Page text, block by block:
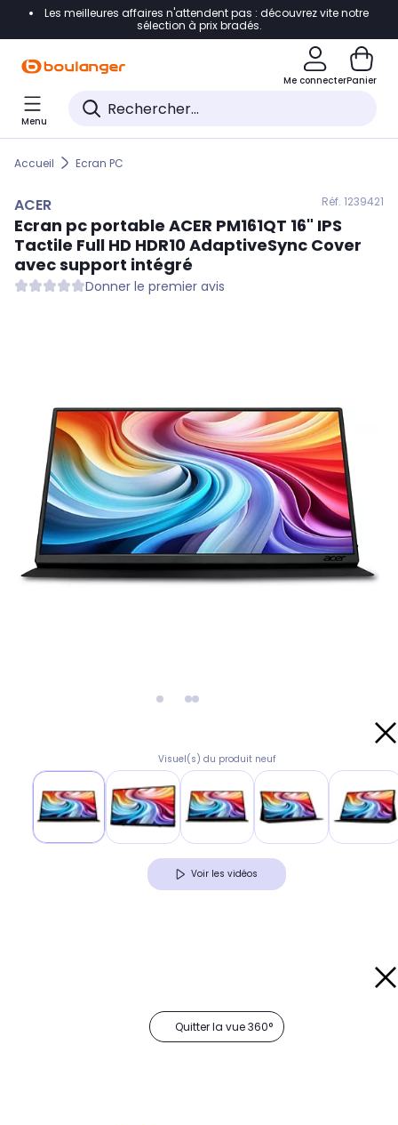
Accéder directement à la navigation
Accéder directement au pied de page
Accéder directement au chatbot
Les meilleures affaires n'attendent pas : découvrez vite notre
sélection à prix bradés.
Me connecterPanier
Menu
Accueil Ecran PC
ACER Réf. 1239421
Ecran pc portable ACER PM161QT 16" IPS
Tactile Full HD HDR10 AdaptiveSync Cover
avec support intégré
Donner le premier avis
Visuel(s) du produit neuf
Voir les vidéos
Quitter la vue 360°